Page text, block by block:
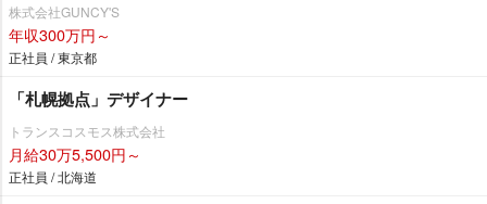
株式会社GUNCY'S
年収300万円～
正社員 / 東京都
「札幌拠点」デザイナー
トランスコスモス株式会社
月給30万5,500円～
正社員 / 北海道